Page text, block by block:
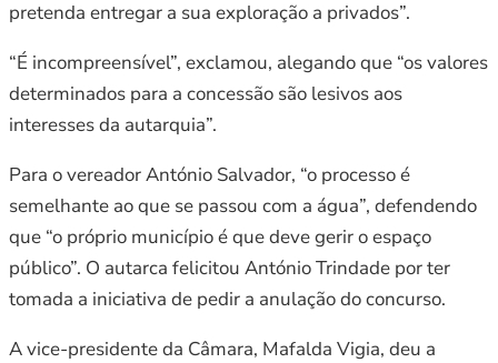
pretenda entregar a sua exploração a privados”.
“É incompreensível”, exclamou, alegando que “os valores
determinados para a concessão são lesivos aos
interesses da autarquia”.
Para o vereador António Salvador, “o processo é
semelhante ao que se passou com a água”, defendendo
que “o próprio município é que deve gerir o espaço
público”. O autarca felicitou António Trindade por ter
tomada a iniciativa de pedir a anulação do concurso.
A vice-presidente da Câmara, Mafalda Vigia, deu a